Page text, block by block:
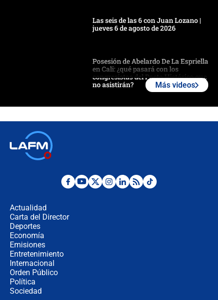
Las seis de las 6 con Juan Lozano |
jueves 6 de agosto de 2026
Posesión de Abelardo De La Espriella
en Cali: ¿qué pasará con los
congresistas del Pacto Histórico que
no asistirán?
¿Por qué De la Espriella gobernará
Más videos
Actualidad
Carta del Director
Deportes
Economía
Emisiones
Entretenimiento
Internacional
Orden Público
Política
Sociedad